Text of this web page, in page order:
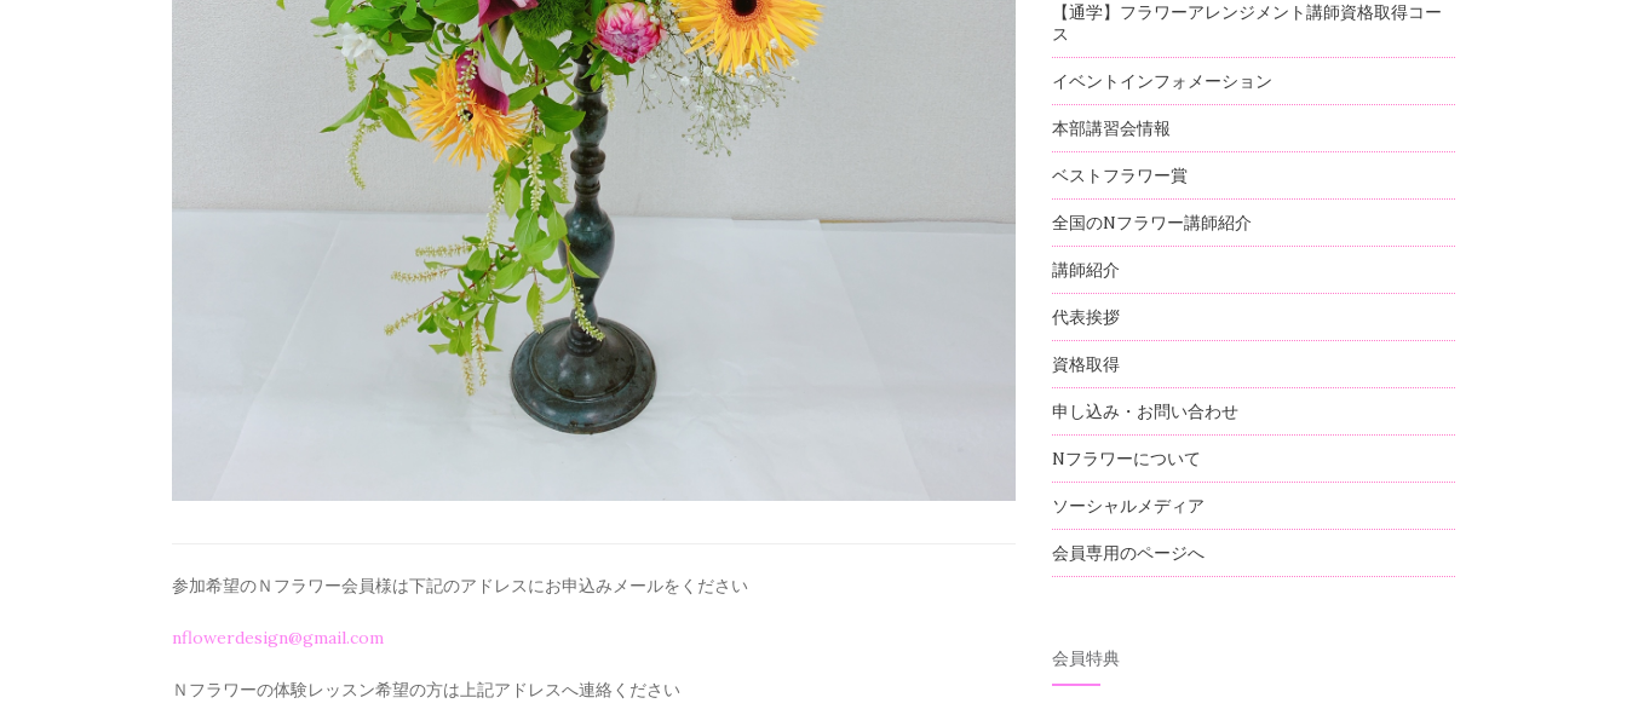
参加希望のＮフラワー会員様は下記のアドレスにお申込みメールを ください
nflowerdesign@gmail.com
Ｎフラワーの体験レッスン希望の方は上記アドレスへ連絡ください
【通学】フラワーアレンジメント講師資格取得コー
ス
イベントインフォメーション
本部講習会情報
ベストフラワー賞
全国のNフラワー講師紹介
講師紹介
代表挨拶
資格取得
申し込み・お問い合わせ
Nフラワーについて
ソーシャルメディア
会員専用のページへ
会員特典